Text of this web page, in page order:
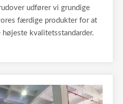
udfører vi grundige
færdige produkter for at
kvalitetsstandarder.